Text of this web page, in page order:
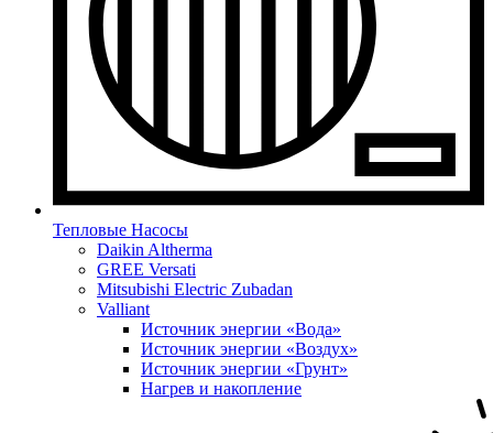
Тепловые Насосы
Daikin Altherma
GREE Versati
Mitsubishi Electric Zubadan
Valliant
Источник энергии «Вода»
Источник энергии «Воздух»
Источник энергии «Грунт»
Нагрев и накопление